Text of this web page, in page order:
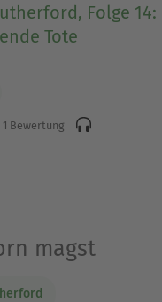
Folge 14:
Tote
1 Bewertung
magst